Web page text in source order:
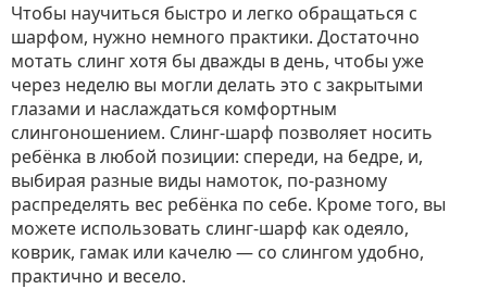
Чтобы научиться быстро и легко обращаться с
шарфом, нужно немного практики. Достаточно
мотать слинг хотя бы дважды в день, чтобы уже
через неделю вы могли делать это с закрытыми
глазами и наслаждаться комфортным
слингоношением. Слинг-шарф позволяет носить
ребёнка в любой позиции: спереди, на бедре, и,
выбирая разные виды намоток, по-разному
распределять вес ребёнка по себе. Кроме того, вы
можете использовать слинг-шарф как одеяло,
коврик, гамак или качелю — со слингом удобно,
практично и весело.